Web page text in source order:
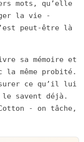
mots, qu’elle
la vie -
peut-être là
sa mémoire et
la même probité.
ce qu’il lui
savent déjà.
- on tâche,